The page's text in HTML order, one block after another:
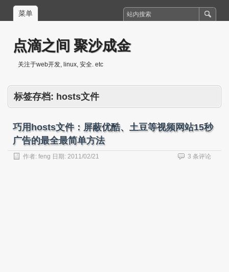
菜单
点滴之间 聚沙成金
关注于web开发, linux, 安全. etc
标签存档: hosts文件
巧用hosts文件：屏蔽优酷、土豆等视频网站15秒
广告的最全最简单方法
作者: feng 日期: 2011/02/21 3 条评论